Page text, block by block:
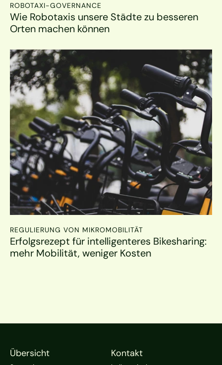
ROBOTAXI-GOVERNANCE
Wie Robotaxis unsere Städte zu besseren
Orten machen können
REGULIERUNG VON MIKROMOBILITÄT
Erfolgsrezept für intelligenteres Bikesharing:
mehr Mobilität, weniger Kosten
Übersicht Kontakt